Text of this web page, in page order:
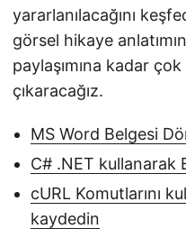
yararlanılacağını
görsel hikaye
paylaşımına kadar
çıkaracağız.
MS Word Belgesi
C# .NET kullanarak
cURL Komutlarını
kaydedin